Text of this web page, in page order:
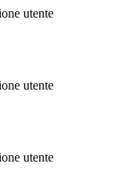
utente
utente
utente